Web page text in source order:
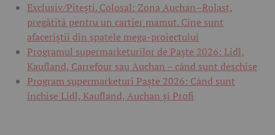
Exclusiv/Pitești. Colosal: Zona Auchan–Rolast,
pregătită pentru un cartier mamut. Cine sunt
afaceriștii din spatele mega-proiectului
Programul supermarketurilor de Paște 2026: Lidl,
Kaufland, Carrefour sau Auchan – când sunt deschise
Program supermarketuri Paște 2026: Când sunt
închise Lidl, Kaufland, Auchan și Profi